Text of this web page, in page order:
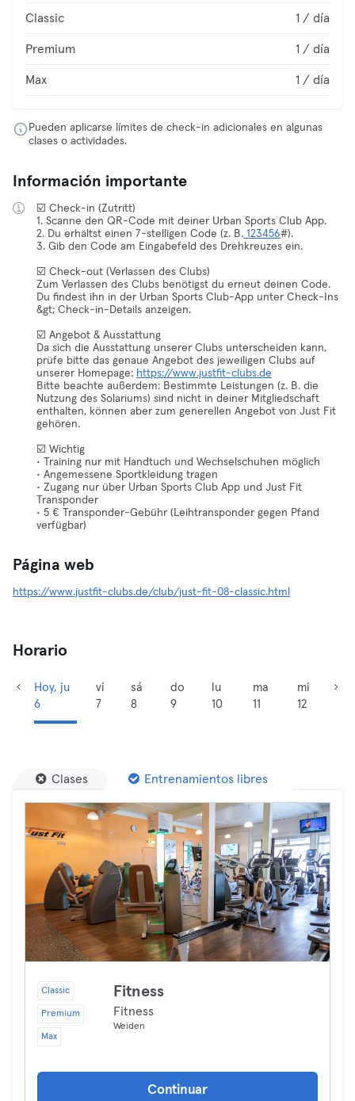
Classic 1 / día
Premium 1 / día
Max 1 / día
Pueden aplicarse límites de check-in adicionales en algunas
clases o actividades.
Información importante
☑️ Check-in (Zutritt)
1. Scanne den QR-Code mit deiner Urban Sports Club App.
2. Du erhältst einen 7-stelligen Code (z. B. 123456#).
3. Gib den Code am Eingabefeld des Drehkreuzes ein.
☑️ Check-out (Verlassen des Clubs)
Zum Verlassen des Clubs benötigst du erneut deinen Code.
Du findest ihn in der Urban Sports Club-App unter Check-Ins
&gt; Check-in-Details anzeigen.
☑️ Angebot & Ausstattung
Da sich die Ausstattung unserer Clubs unterscheiden kann,
prüfe bitte das genaue Angebot des jeweiligen Clubs auf
unserer Homepage: https://www.justfit-clubs.de
Bitte beachte außerdem: Bestimmte Leistungen (z. B. die
Nutzung des Solariums) sind nicht in deiner Mitgliedschaft
enthalten, können aber zum generellen Angebot von Just Fit
gehören.
☑️ Wichtig
• Training nur mit Handtuch und Wechselschuhen möglich
• Angemessene Sportkleidung tragen
• Zugang nur über Urban Sports Club App und Just Fit
Transponder
• 5 € Transponder-Gebühr (Leihtransponder gegen Pfand
verfügbar)
Página web
https://www.justfit-clubs.de/club/just-fit-08-classic.html
Horario
Hoy, ju
6
vi
7
sá
8
do
9
lu
10
ma
11
mi
12
Clases Entrenamientos libres
Classic
Premium
Max
Fitness
Fitness
Weiden
Continuar